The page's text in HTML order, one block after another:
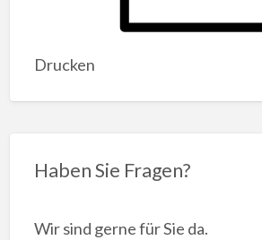
Drucken
Haben Sie Fragen?
Wir sind gerne für Sie da.